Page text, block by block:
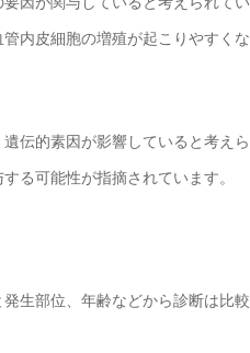
内皮細胞の増殖が起こりやすく
伝的素因が影響していると考えら
る可能性が指摘されています。
生部位、年齢などから診断は比